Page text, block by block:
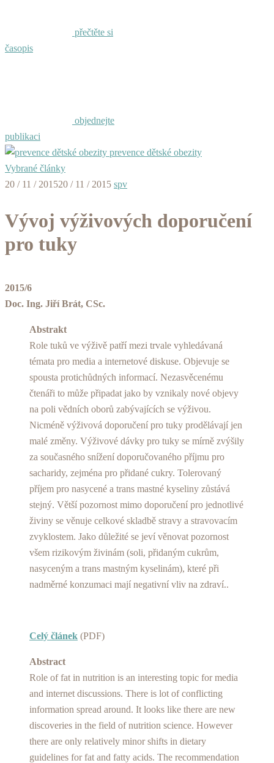
přečtěte si
časopis
objednejte
publikaci
prevence dětské obezity
Vybrané články
20 / 11 / 201520 / 11 / 2015 spv
Vývoj výživových doporučení
pro tuky
2015/6
Doc. Ing. Jiří Brát, CSc.
Abstrakt
Role tuků ve výživě patří mezi trvale vyhledávaná
témata pro media a internetové diskuse. Objevuje se
spousta protichůdných informací. Nezasvěcenému
čtenáři to může připadat jako by vznikaly nové objevy
na poli vědních oborů zabývajících se výživou.
Nicméně výživová doporučení pro tuky prodělávají jen
malé změny. Výživové dávky pro tuky se mírně zvýšily
za současného snížení doporučovaného příjmu pro
sacharidy, zejména pro přidané cukry. Tolerovaný
příjem pro nasycené a trans mastné kyseliny zůstává
stejný. Větší pozornost mimo doporučení pro jednotlivé
živiny se věnuje celkové skladbě stravy a stravovacím
zvyklostem. Jako důležité se jeví věnovat pozornost
všem rizikovým živinám (soli, přidaným cukrům,
nasyceným a trans mastným kyselinám), které při
nadměrné konzumaci mají negativní vliv na zdraví..
Celý článek (PDF)
Abstract
Role of fat in nutrition is an interesting topic for media
and internet discussions. There is lot of conflicting
information spread around. It looks like there are new
discoveries in the field of nutrition science. However
there are only relatively minor shifts in dietary
guidelines for fat and fatty acids. The recommendation